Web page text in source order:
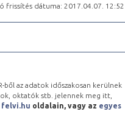
frissítés dátuma: 2017.04.07. 12:52
az adatok időszakosan kerülnek
oktatók stb. jelennek meg itt,
felvi.hu oldalain, vagy az egyes